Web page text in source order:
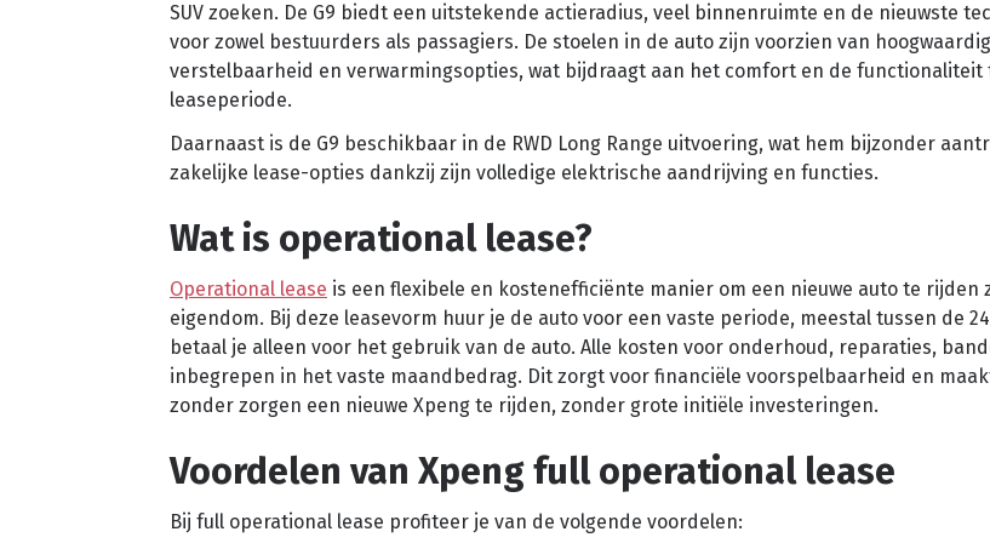
SUV zoeken. De G9 biedt een uitstekende actieradius, veel binnenruimte en de nieuwste
voor zowel bestuurders als passagiers. De stoelen in de auto zijn voorzien van
verstelbaarheid en verwarmingsopties, wat bijdraagt aan het comfort en de functionaliteit
leaseperiode.
Daarnaast is de G9 beschikbaar in de RWD Long Range uitvoering, wat hem bijzonder
zakelijke lease-opties dankzij zijn volledige elektrische aandrijving en functies.
Wat is operational lease?
Operational lease is een flexibele en kostenefficiënte manier om een nieuwe auto te rijden
eigendom. Bij deze leasevorm huur je de auto voor een vaste periode, meestal tussen de
betaal je alleen voor het gebruik van de auto. Alle kosten voor onderhoud, reparaties,
inbegrepen in het vaste maandbedrag. Dit zorgt voor financiële voorspelbaarheid en
zonder zorgen een nieuwe Xpeng te rijden, zonder grote initiële investeringen.
Voordelen van Xpeng full operational lease
Bij full operational lease profiteer je van de volgende voordelen: